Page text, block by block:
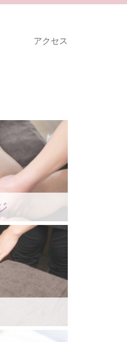
アクセス